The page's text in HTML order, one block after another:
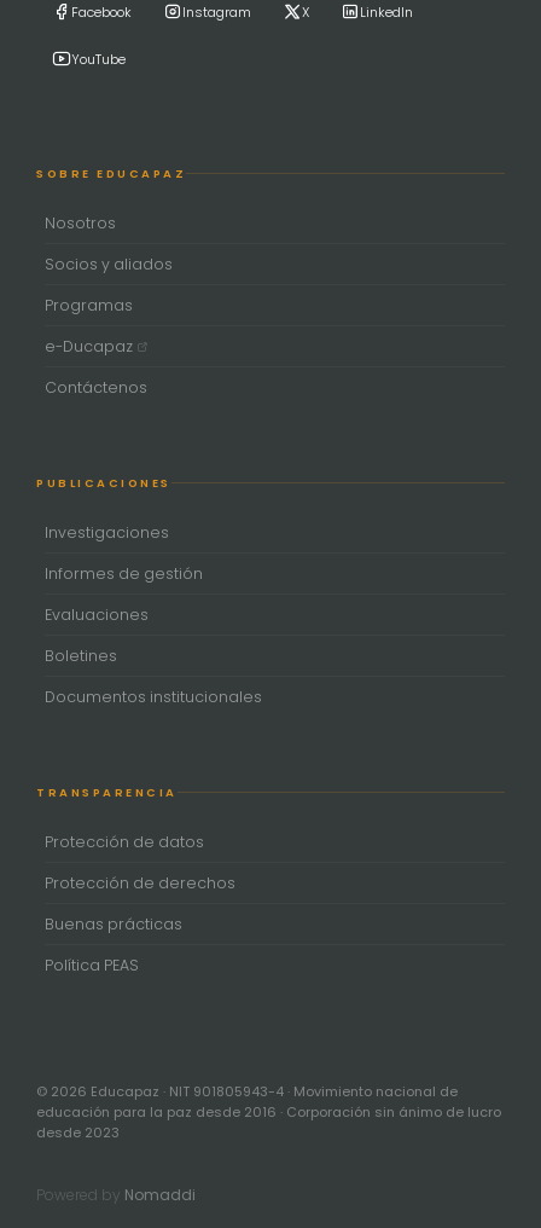
Facebook Instagram X LinkedIn
YouTube
SOBRE EDUCAPAZ
Nosotros
Socios y aliados
Programas
e-Ducapaz
Contáctenos
PUBLICACIONES
Investigaciones
Informes de gestión
Evaluaciones
Boletines
Documentos institucionales
TRANSPARENCIA
Protección de datos
Protección de derechos
Buenas prácticas
Política PEAS
© 2026 Educapaz · NIT 901805943-4 · Movimiento nacional de
educación para la paz desde 2016 · Corporación sin ánimo de lucro
desde 2023
Powered by Nomaddi